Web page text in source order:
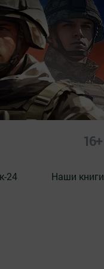
16+
24 Наши книги